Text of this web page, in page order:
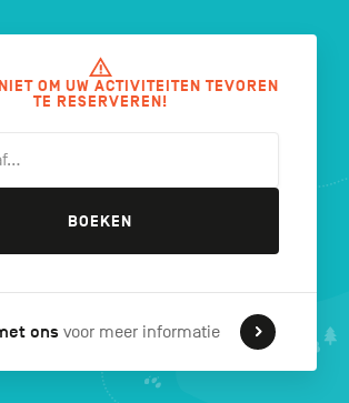
FR DE EN
OM UW ACTIVITEITEN TEVOREN
TE RESERVEREN!
BOEKEN
ons voor meer informatie